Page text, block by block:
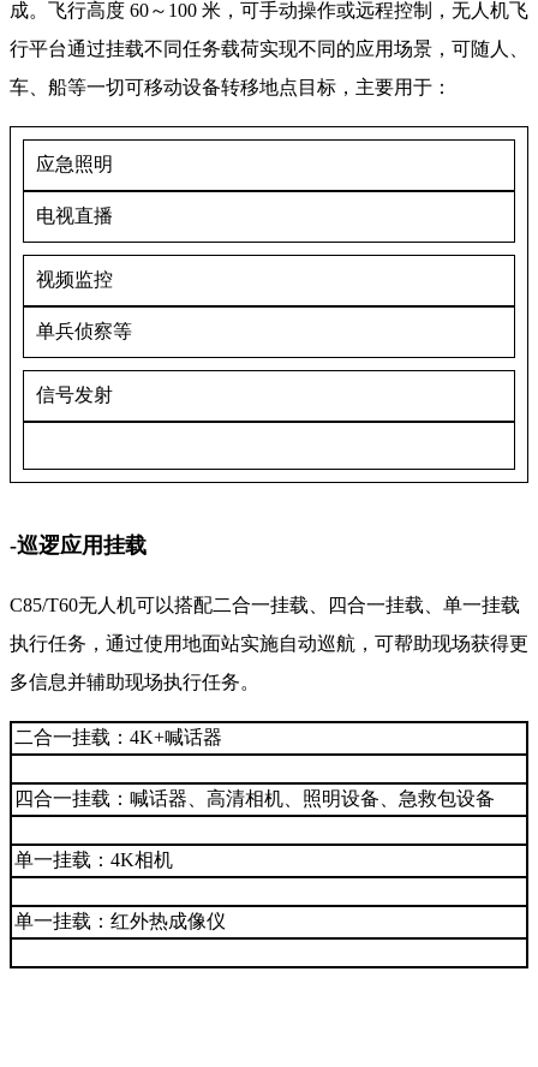
成。飞行高度 60～100 米，可手动操作或远程控制，无人机飞
行平台通过挂载不同任务载荷实现不同的应用场景，可随人、
车、船等一切可移动设备转移地点目标，主要用于：
应急照明
电视直播
视频监控
单兵侦察等
信号发射
-巡逻应用挂载
C85/T60无人机可以搭配二合一挂载、四合一挂载、单一挂载
执行任务，通过使用地面站实施自动巡航，可帮助现场获得更
多信息并辅助现场执行任务。
二合一挂载：4K+喊话器
四合一挂载：喊话器、高清相机、照明设备、急救包设备
单一挂载：4K相机
单一挂载：红外热成像仪